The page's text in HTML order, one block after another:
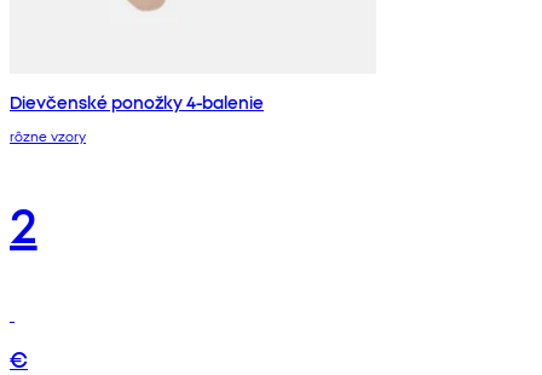
Dievčenské ponožky 4-balenie
rôzne vzory
2
€